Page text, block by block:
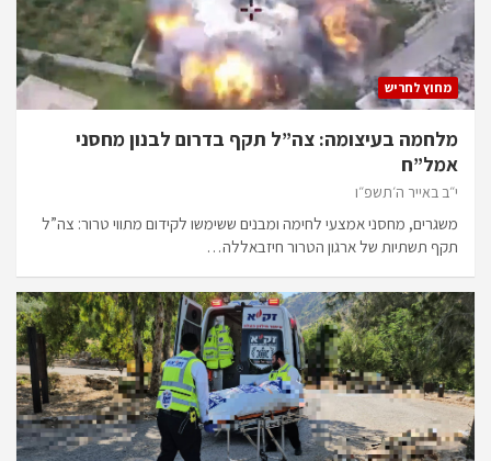
מחוץ לחריש
מלחמה בעיצומה: צה”ל תקף בדרום לבנון מחסני
אמל”ח
י״ב באייר ה׳תשפ״ו
משגרים, מחסני אמצעי לחימה ומבנים ששימשו לקידום מתווי טרור: צה”ל
תקף תשתיות של ארגון הטרור חיזבאללה…